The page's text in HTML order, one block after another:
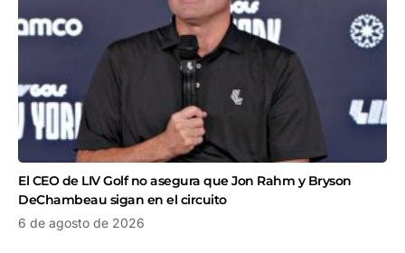
El CEO de LIV Golf no asegura que Jon Rahm y Bryson
DeChambeau sigan en el circuito
6 de agosto de 2026